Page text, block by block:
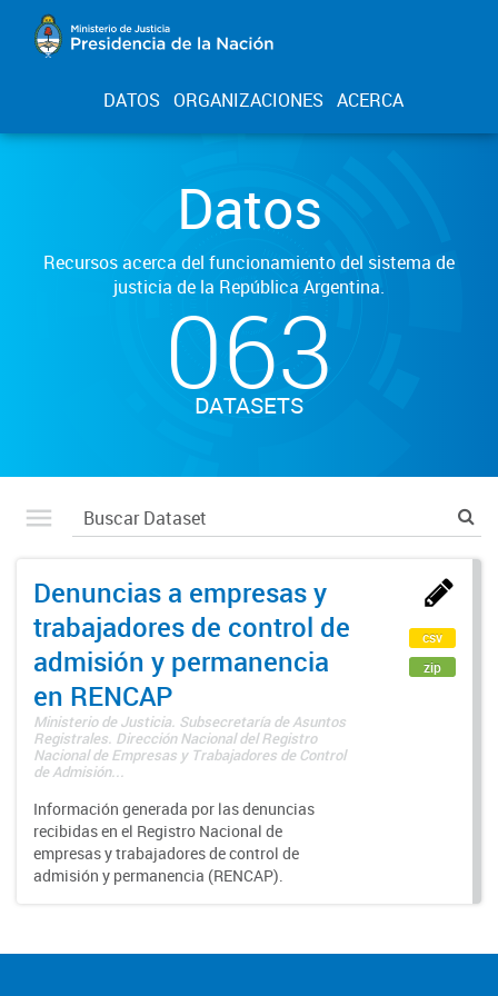
DATOS ORGANIZACIONES ACERCA
Datos
Recursos acerca del funcionamiento del sistema de
justicia de la República Argentina.
063
DATASETS
Denuncias a empresas y
trabajadores de control de
admisión y permanencia
en RENCAP
Ministerio de Justicia. Subsecretaría de Asuntos
Registrales. Dirección Nacional del Registro
Nacional de Empresas y Trabajadores de Control
de Admisión...
Información generada por las denuncias
recibidas en el Registro Nacional de
empresas y trabajadores de control de
admisión y permanencia (RENCAP).
csv
zip